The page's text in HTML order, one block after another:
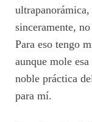
sinceramente,
Para eso tengo
aunque mole
noble práctica
para mí.